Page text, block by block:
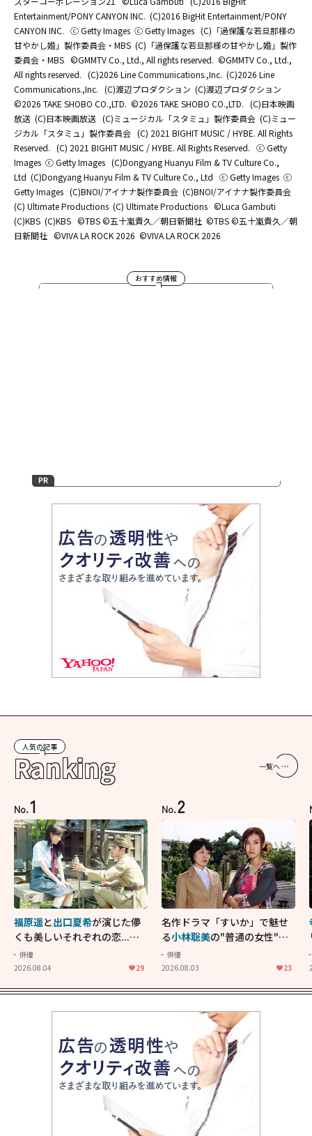
Entertainment/PONY CANYON INC. (C)2016 BigHit Entertainment/PONY
CANYON INC. ⓒ Getty Images ⓒ Getty Images (C)「過保護な若旦那様の
甘やかし婚」製作委員会・MBS (C)「過保護な若旦那様の甘やかし婚」製作
委員会・MBS ©GMMTV Co., Ltd., All rights reserved. ©GMMTV Co., Ltd.,
All rights reserved. (C)2026 Line Communications.,Inc. (C)2026 Line
Communications.,Inc. (C)渡辺プロダクション (C)渡辺プロダクション
©2026 TAKE SHOBO CO.,LTD. ©2026 TAKE SHOBO CO.,LTD. (C)日本映画
放送 (C)日本映画放送 (C)ミュージカル「スタミュ」製作委員会 (C)ミュー
ジカル「スタミュ」製作委員会 (C) 2021 BIGHIT MUSIC / HYBE. All Rights
Reserved. (C) 2021 BIGHIT MUSIC / HYBE. All Rights Reserved. ⓒ Getty
Images ⓒ Getty Images (C)Dongyang Huanyu Film & TV Culture Co.,
Ltd (C)Dongyang Huanyu Film & TV Culture Co., Ltd ⓒ Getty Images ⓒ
Getty Images (C)BNOI/アイナナ製作委員会 (C)BNOI/アイナナ製作委員会
(C) Ultimate Productions (C) Ultimate Productions ©Luca Gambuti
(C)KBS (C)KBS ©TBS ©五十嵐貴久／朝日新聞社 ©TBS ©五十嵐貴久／朝
日新聞社 ©️VIVA LA ROCK 2026 ©️VIVA LA ROCK 2026
おすすめ情報
人気の記事
Ranking 一覧へ
No.1
福原遥と出口夏希が演じた儚
くも美しいそれぞれの恋...生
きることの尊さを教えてくれ
た映画「あの花が咲く丘で、
俳優
2026.08.04
29
No.2
名作ドラマ「すいか」で魅せ
る小林聡美の"普通の女性"が
大人に刺さる...映画「かもめ
食堂」にも通じる静かな芝居
俳優
2026.08.03
23